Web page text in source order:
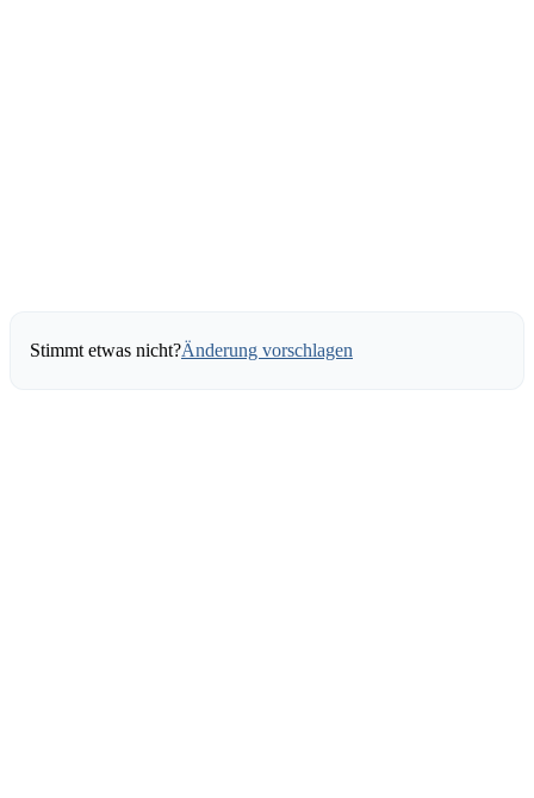
Stimmt etwas nicht?Änderung vorschlagen